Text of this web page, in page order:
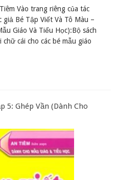
Vào trang riêng của tác
giả Bé Tập Viết Và Tô Màu –
Giáo Và Tiểu Học):Bộ sách
cái cho các bé mẫu giáo
5: Ghép Vần (Dành Cho